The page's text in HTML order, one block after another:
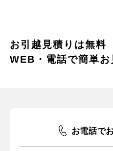
お引越見積りは無料
WEB・電話で簡単お
お電話で